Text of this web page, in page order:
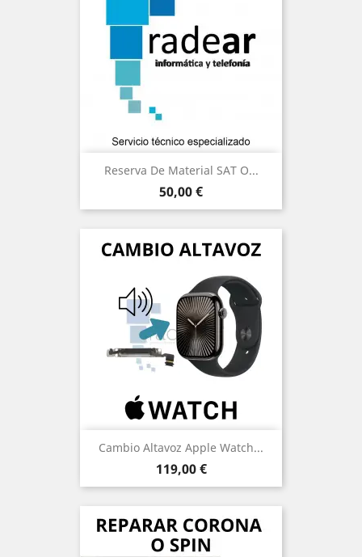
Reserva De Material SAT O...
Precio
50,00 €
Cambio Altavoz Apple Watch...
Precio
119,00 €